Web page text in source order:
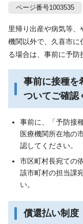
ページ番号1003535
里帰り出産や病気等、
機関以外で、久喜市に
る場合は、事前に予防
事前に接種を
ついてご確認
事前に、「予防接
医療機関所在地の
認してください。
市区町村長宛ての
該市町村の担当課
い。
償還払い制度